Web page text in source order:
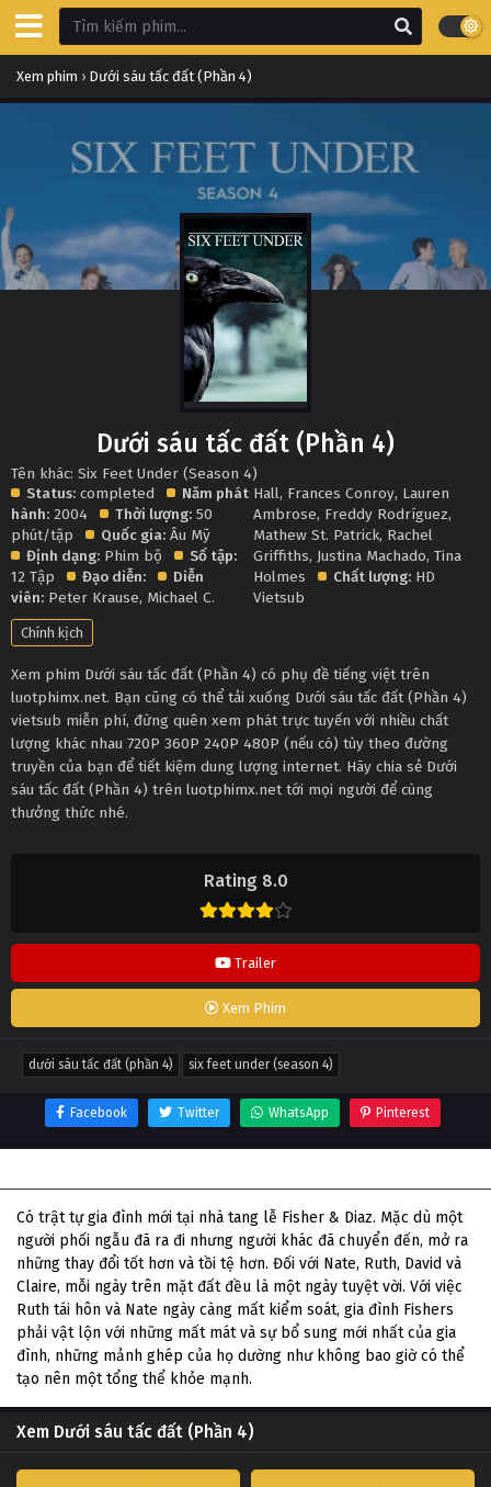
Xem phim › Dưới sáu tấc đất (Phần 4)
Rating 8.0
Trailer
Xem Phim
Dưới sáu tấc đất (Phần 4)
Tên khác: Six Feet Under (Season 4)
Status: completed
Năm phát
hành: 2004 Thời lượng: 50
phút/tập
Quốc gia: Âu Mỹ
Định dạng: Phim bộ
Số tập:
12 Tập
Đạo diễn:
Diễn
viên: Peter Krause, Michael C.
Hall, Frances Conroy, Lauren
Ambrose, Freddy Rodríguez,
Mathew St. Patrick, Rachel
Griffiths, Justina Machado,Tina
Holmes
Chất lượng:
Vietsub
Chính kịch
Xem phim Dưới sáu tấc đất (Phần 4) có phụ đề tiếng việt trên
luotphimx.net. Bạn cũng có thể tải xuống Dưới sáu tấc đất (Phần 4)
vietsub miễn phí, đừng quên xem phát trực tuyến với nhiều chất
lượng khác nhau 720P 360P 240P 480P (nếu có) tùy theo đường
truyền của bạn để tiết kiệm dung lượng internet. Hãy chia sẻ Dưới
sáu tấc đất (Phần 4) trên luotphimx.net tới mọi người để cùng
thưởng thức nhé.
dưới sáu tấc đất (phần 4) six feet under (season 4)
Facebook Twitter WhatsApp Pinterest
Có trật tự gia đình mới tại nhà tang lễ Fisher & Diaz. Mặc dù một
người phối ngẫu đã ra đi nhưng người khác đã chuyển đến, mở ra
những thay đổi tốt hơn và tồi tệ hơn. Đối với Nate, Ruth, David và
Claire, mỗi ngày trên mặt đất đều là một ngày tuyệt vời. Với việc
Ruth tái hôn và Nate ngày càng mất kiểm soát, gia đình Fishers
phải vật lộn với những mất mát và sự bổ sung mới nhất của gia
đình, những mảnh ghép của họ dường như không bao giờ có thể
tạo nên một tổng thể khỏe mạnh.
Xem Dưới sáu tấc đất (Phần 4)